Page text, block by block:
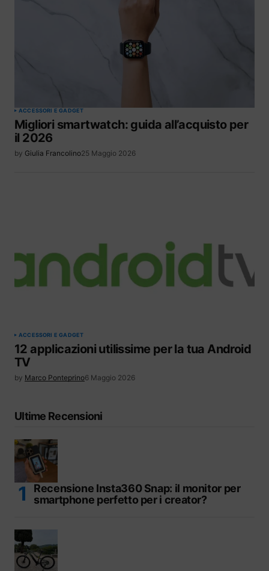
ACCESSORI E GADGET
Migliori smartwatch: guida all’acquisto per
il 2026
by Giulia Francolino25 Maggio 2026
ACCESSORI E GADGET
12 applicazioni utilissime per la tua Android
TV
by Marco Ponteprino6 Maggio 2026
Ultime Recensioni
Recensione Insta360 Snap: il monitor per
smartphone perfetto per i creator?